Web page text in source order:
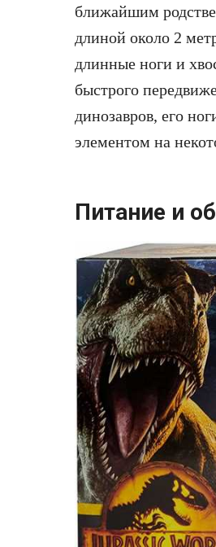
ближайшим
длиной около 2
длинные ноги и
быстрого
динозавров, его
элементом на
Питание и